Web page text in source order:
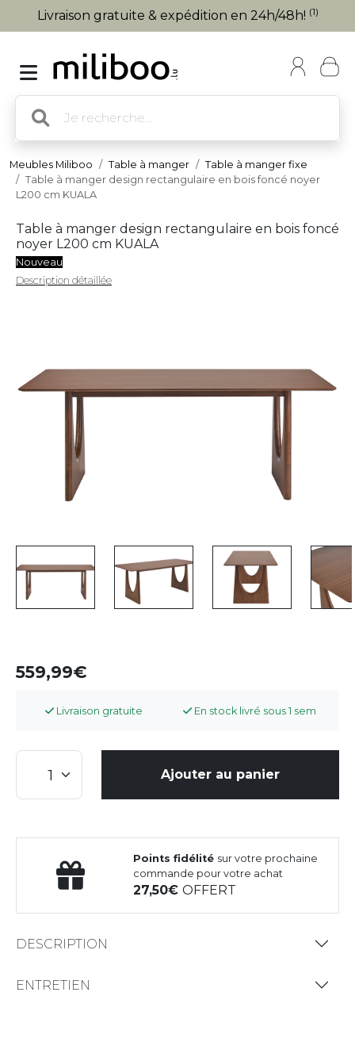
Livraison gratuite & expédition en 24h/48h! (1)
Meubles Miliboo Table à manger
Table à manger fixe
Table à manger design rectangulaire en bois foncé noyer
L200 cm KUALA
Table à manger design rectangulaire en bois foncé
noyer L200 cm KUALA
Nouveau
Description détaillée
559,99
Livraison gratuite En stock livré sous 1 sem
Ajouter au panier
Points fidélité sur votre prochaine
commande pour votre achat
27,50OFFERT
DESCRIPTION
ENTRETIEN